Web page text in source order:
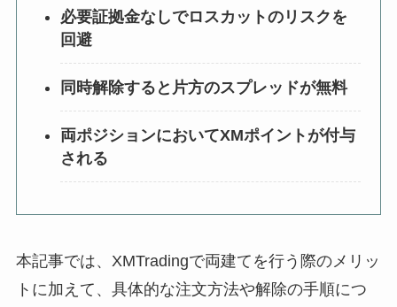
必要証拠金なしでロスカットのリスクを
回避
同時解除すると片方のスプレッドが無料
両ポジションにおいてXMポイントが付与
される
本記事では、XMTradingで両建てを行う際のメリッ
トに加えて、具体的な注文方法や解除の手順につ